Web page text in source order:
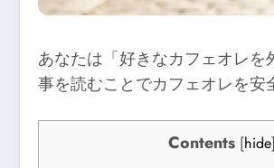
あなたは「好きなカフェオレ
事を読むことでカフェオレを
Contents [hide]